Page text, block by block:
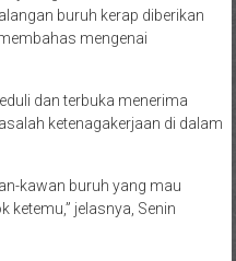
buruh kerap diberikan
mengenai
dan terbuka menerima
ketenagakerjaan di dalam
kawan buruh yang mau
jelasnya, Senin